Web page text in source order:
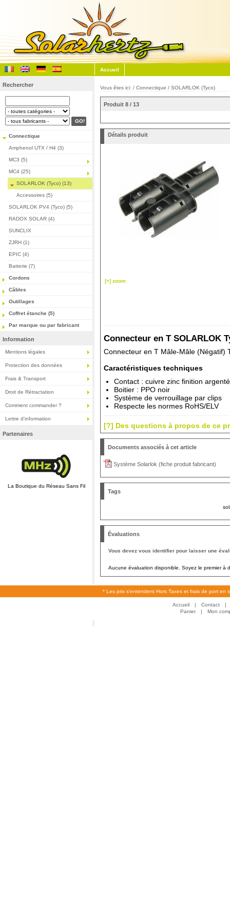
Accueil
Rechercher
Connectique
Amphenol UTX / H4 (3)
MC3 (5)
MC4 (25)
SOLARLOK (Tyco) (13)
Accessoires (5)
SOLARLOK PV4 (Tyco) (5)
RADOX SOLAR (4)
SUNCLIX
ZJRH (1)
EPIC (4)
Batterie (7)
Cordons
Câbles
Outillages
Coffret étanche (5)
Par marque ou par fabricant
Information
Mentions légales
Protection des données
Frais & Transport
Droit de Rétractation
Comment commander ?
Lettre d'information
Partenaires
La Boutique du Réseau Sans Fil
Vous êtes ici: / Connectique / SOLARLOK (Tyco)
Produit 8 / 13
Détails produit
[+] zoom
Connecteur en T SOLARLOK
Connecteur en T Mâle-Mâle (Négatif)
Caractéristiques techniques
Contact : cuivre zinc finition argenté
Boitier : PPO noir
Système de verrouillage par clips
Respecte les normes RoHS/ELV
[?] Des questions à propos de ce
Documents associés à cet article
Système Solarlok (fiche produit fabricant)
Tags
Évaluations
Vous devez vous identifier pour laisser une
Aucune évaluation disponible. Soyez le premier à
* Les prix s'entendent Hors Taxes et frais de port en
Accueil | Contact
|
Panier
| Mon